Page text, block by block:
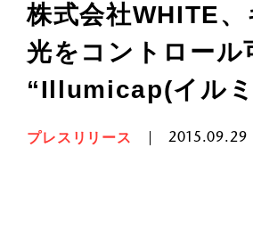
株式会社WHITE
光をコントロー
“Illumicap(イル
プレスリリース 2015.09.29